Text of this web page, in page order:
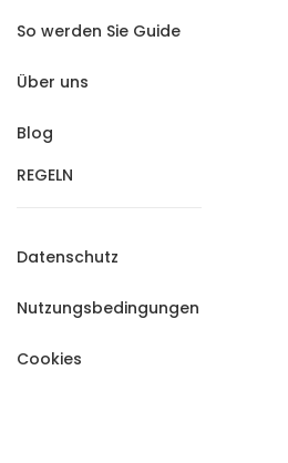
So werden Sie Guide
Über uns
Blog
REGELN
Datenschutz
Nutzungsbedingungen
Cookies